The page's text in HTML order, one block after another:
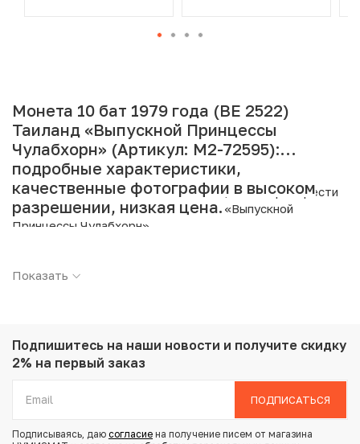
Монета 10 бат 1979 года (BE 2522)
Таиланд «Выпускной Принцессы
Чулабхорн» (Артикул: M2-72595):
подробные характеристики,
качественные фотографии в высоком
разрешении, низкая цена.
Интернет магазин «Нумизмат» предлагает приобрести
10 бат 1979 года (BE 2522) Таиланд «Выпускной
Принцессы Чулабхорн».
Металл: Никель
Вес: 15 г
Тираж: 1.196.000
Тематика: Выдающиеся личности
Показать
Подпишитесь на наши новости и получите скидку
2% на первый заказ
ПОДПИСАТЬСЯ
Подписываясь, даю согласие на получение писем от магазина